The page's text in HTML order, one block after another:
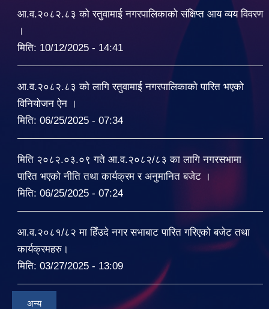
आ.व.२०८२.८३ को रतुवामाई नगरपालिकाको संक्षिप्त आय व्यय विवरण
।
मिति: 10/12/2025 - 14:41
आ.व.२०८२.८३ को लागि रतुवामाई नगरपालिकाको पारित भएको
विनियोजन ऐन ।
मिति: 06/25/2025 - 07:34
मिति २०८२.०३.०९ गते आ.व.२०८२/८३ का लागि नगरसभामा
पारित भएको नीति तथा कार्यक्रम र अनुमानित बजेट ।
मिति: 06/25/2025 - 07:24
आ.व.२०८१/८२ मा हिँउदे नगर सभाबाट पारित गरिएको बजेट तथा
कार्यक्रमहरु।
मिति: 03/27/2025 - 13:09
अन्य